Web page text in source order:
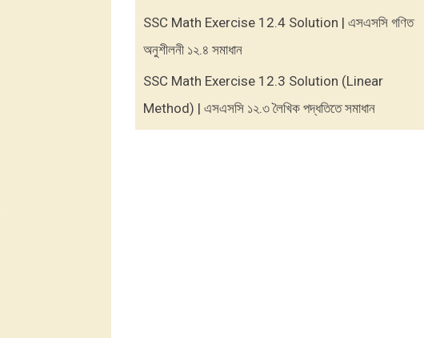
SSC Math Exercise 12.4 Solution | এসএসসি গণিত
অনুশীলনী ১২.৪ সমাধান
SSC Math Exercise 12.3 Solution (Linear
Method) | এসএসসি ১২.৩ লৈখিক পদ্ধতিতে সমাধান